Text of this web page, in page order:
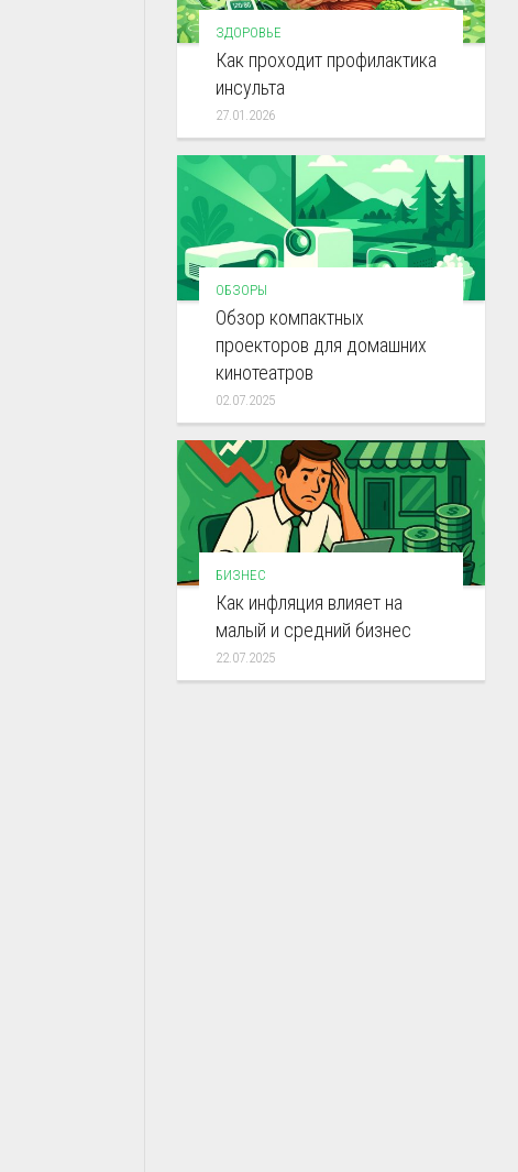
ЗДОРОВЬЕ
Как проходит профилактика
инсульта
27.01.2026
ОБЗОРЫ
Обзор компактных
проекторов для домашних
кинотеатров
02.07.2025
БИЗНЕС
Как инфляция влияет на
малый и средний бизнес
22.07.2025